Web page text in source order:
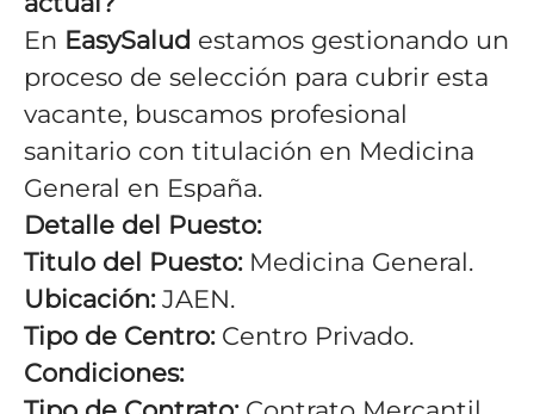
En EasySalud estamos gestionando un
proceso de selección para cubrir esta
vacante, buscamos profesional
sanitario con titulación en Medicina
General en España.
Detalle del Puesto:
Titulo del Puesto:Medicina General.
Ubicación:JAEN.
Tipo de Centro:Centro Privado.
Condiciones: